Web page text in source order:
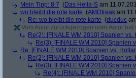
Mein Tipp: 8:7 (Das Hella-S am
wo bleibt die rote karte (AMDfreak am
Re: wo bleibt die rote karte (ducduc
Vom Autor zurückgezogen oder Autor
Re(2): [FINALE WM 2010] Spanien vs.
Re(3): [FINALE WM 2010] Spanien
Re: [FINALE WM 2010] Spanien vs.
Re(2): [FINALE WM 2010] Spanien vs.
Re(3): [FINALE WM 2010] Spanien
Re(4): [FINALE WM 2010]